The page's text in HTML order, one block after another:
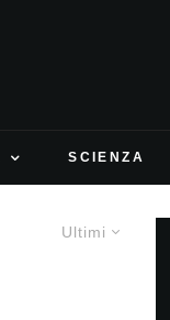
SCIENZA
Ultimi